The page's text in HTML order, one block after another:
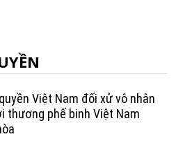
Việt Nam đối xử vô nhân
thương phế binh Việt Nam